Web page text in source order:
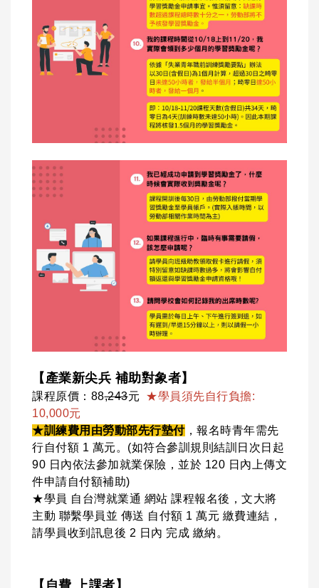
【產業新尖兵 補助對象者】
課程原價：88,243元 ★學員須先自行負擔:
10,000元
★訓練費用由勞動部先行墊付，報名時青年需先
行自付額 1 萬元。(如符合參訓規則結訓日次日起
90 日內依法參加就業保險，並於 120 日內上傳文
件申請自付額補助)
★學員 自台灣就業通 網站 課程報名後，文大將
主動 聯繫學員並 傳送 自付額 1 萬元 繳費連結，
請學員收到訊息後 2 日內 完成 繳納。
【自費 上課者】